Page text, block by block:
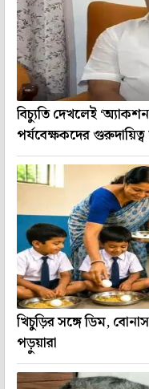
বিচ্যুতি দেখলেই
পর্যবেক্ষকদের
খিচুড়ির সঙ্গে ডিম,
পড়ুয়ারা